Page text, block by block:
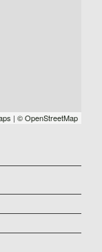
| © OpenStreetMap